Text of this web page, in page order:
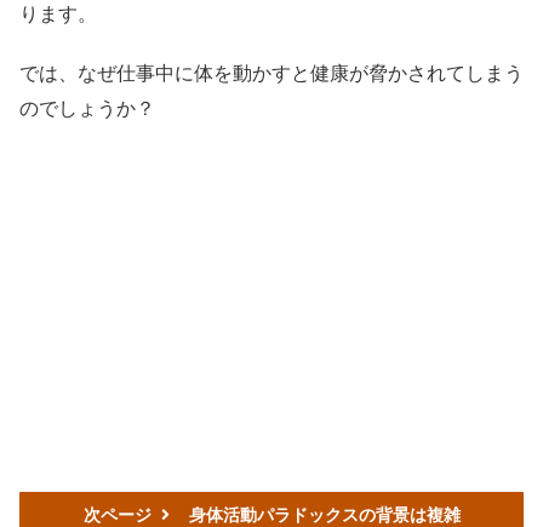
ります。
では、なぜ仕事中に体を動かすと健康が脅かされてしまう
のでしょうか？
次ページ 身体活動パラドックスの背景は複雑